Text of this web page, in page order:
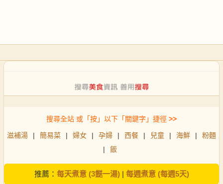
搜尋全站 或「按」以下「關鍵字」捷徑 >>
滋補湯 | 簡易菜 | 婦女 | 孕婦 | 西餐 | 兒童 | 海鮮 |
粉麵
|
飯
推薦： 每天煮意 (3餸一湯)| 每週煮意 (每週5天)